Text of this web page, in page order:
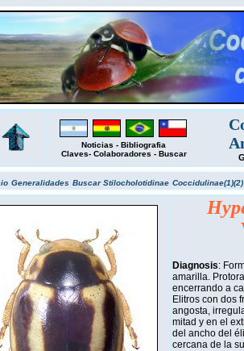
Noticias - Bibliografia
Claves- Colaboradores - Buscar
Generalidades BuscarStilocholotidinae Coccidulinae(1)(2)
Diagnosis:
amarilla.
encerrando a
Elitros con dos
angosta,
mitad y en el
del ancho del
cercana de la